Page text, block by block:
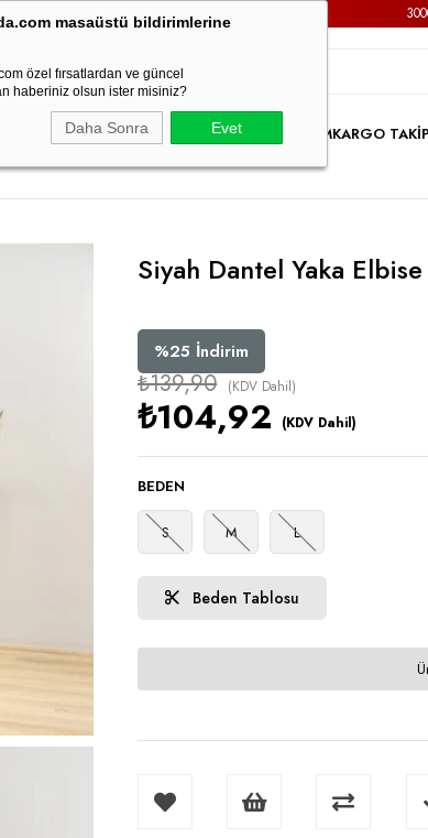
masaüstü bildirimlerine
özel fırsatlardan ve güncel
haberiniz olsun ister misiniz?
Daha Sonra Evet
TÜM SİPARİŞLERİNİZDE KARGO ÜCRETSİZ!
ALT GİYİMDIŞ GİYİMTAKIM PARTY WEAR İNDİRİMKARGO TAKİP
Siyah Dantel Yaka Elbise
%25 İndirim
₺139,90 (KDV Dahil)
₺104,92 (KDV Dahil)
BEDEN
S M L
Beden Tablosu